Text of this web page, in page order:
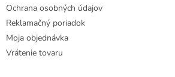
Ochrana osobných údajov
Reklamačný poriadok
Moja objednávka
Vrátenie tovaru